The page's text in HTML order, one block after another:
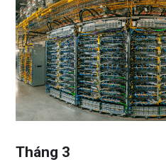
Tháng 3